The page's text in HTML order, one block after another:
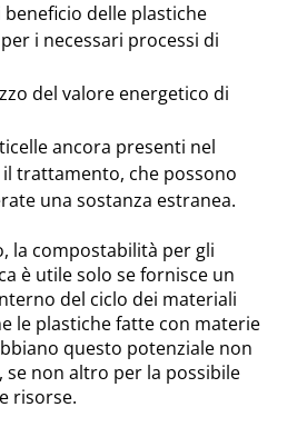
beneficio delle plastiche
i necessari processi di
del valore energetico di
ancora presenti nel
trattamento, che possono
una sostanza estranea.
la compostabilità per gli
è utile solo se fornisce un
del ciclo dei materiali
le plastiche fatte con materie
questo potenziale non
se non altro per la possibile
risorse.